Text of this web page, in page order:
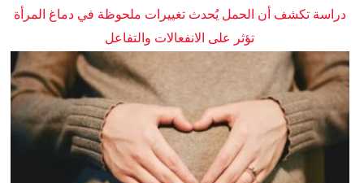
دراسة تكشف أن الحمل يُحدث تغييرات ملحوظة في دماغ المرأة
تؤثر على الانفعالات والتفاعل